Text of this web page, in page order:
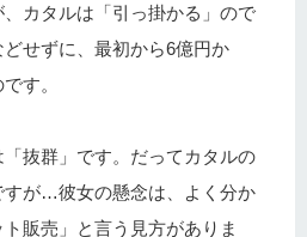
カタルは「引っ掛かる」ので
せずに、最初から6億円か
す。
抜群」です。だってカタルの
すが…彼女の懸念は、よく分か
販売」と言う見方がありま